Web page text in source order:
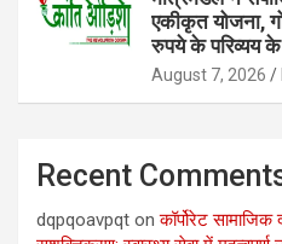
एकीकृत योजना,
रुपये के परिव्यय
August 7, 2026
Recent
dqpqoavpqt onकॉर्पोरेट